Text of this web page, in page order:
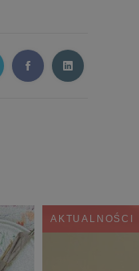
AKTUALNOŚCI